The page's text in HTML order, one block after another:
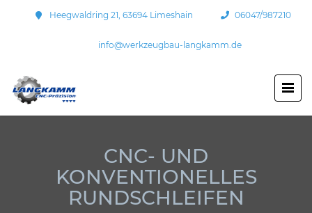
Heegwaldring 21, 63694 Limeshain 06047/987210
info@werkzeugbau-langkamm.de
CNC- UND
KONVENTIONELLES
RUNDSCHLEIFEN